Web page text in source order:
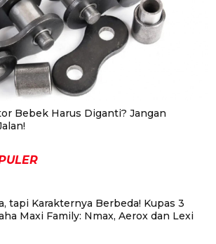
Bebek Harus Diganti? Jangan
tapi Karakternya Berbeda! Kupas 3
Maxi Family: Nmax, Aerox dan Lexi